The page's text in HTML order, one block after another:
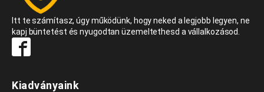
Itt te számítasz, úgy működünk, hogy neked a legjobb legyen, ne
kapj büntetést és nyugodtan üzemeltethesd a vállalkozásod.
Kiadványaink